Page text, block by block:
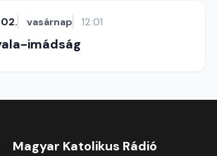
02. vasárnap 12:01
imádság
Magyar Katolikus Rádió